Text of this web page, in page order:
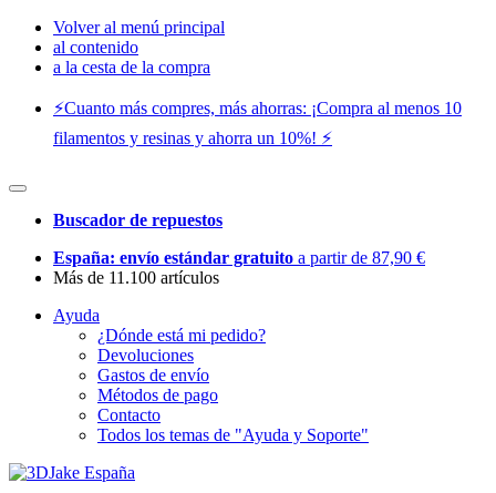
Volver al menú principal
al contenido
a la cesta de la compra
⚡️Cuanto más compres, más ahorras: ¡Compra al menos 10
filamentos y resinas y ahorra un 10%! ⚡️
Buscador de repuestos
España: envío estándar gratuito a partir de 87,90 €
Más de 11.100 artículos
Ayuda
¿Dónde está mi pedido?
Devoluciones
Gastos de envío
Métodos de pago
Contacto
Todos los temas de "Ayuda y Soporte"